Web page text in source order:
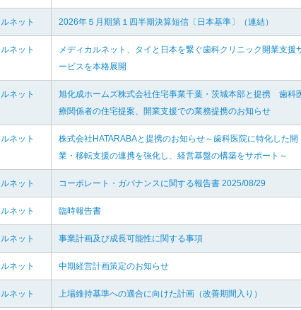
ネット 2026年５月期第１四半期決算短信〔日本基準〕（連結）
ネット
メディカルネット、タイと日本を繋ぐ歯科クリニック開業支援
ービスを本格展開
ネット
旭化成ホームズ株式会社住宅事業千葉・茨城本部と提携 歯科
療関係者の住宅提案、開業支援での業務提携のお知らせ
ネット
株式会社HATARABAと提携のお知らせ～歯科医院に特化した開
業・移転支援の連携を強化し、経営基盤の構築をサポート～
ネット コーポレート・ガバナンスに関する報告書 2025/08/29
ネット 臨時報告書
ネット 事業計画及び成長可能性に関する事項
ネット 中期経営計画策定のお知らせ
ネット 上場維持基準への適合に向けた計画（改善期間入り）